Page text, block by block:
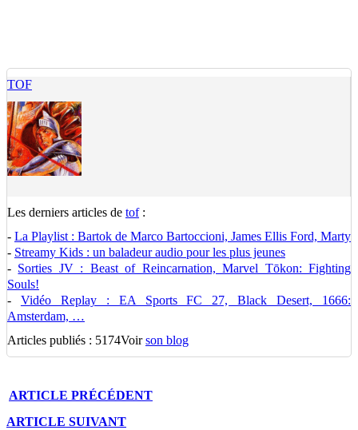
TOF
Les derniers articles de tof:
- La Playlist : Bartok de Marco Bartoccioni, James Ellis Ford, Marty
- Streamy Kids : un baladeur audio pour les plus jeunes
- Sorties JV : Beast of Reincarnation, Marvel Tōkon: Fighting
Souls!
- Vidéo Replay : EA Sports FC 27, Black Desert, 1666:
Amsterdam, …
Articles publiés : 5174Voirson blog
ARTICLE PRÉCÉDENT
ARTICLE SUIVANT